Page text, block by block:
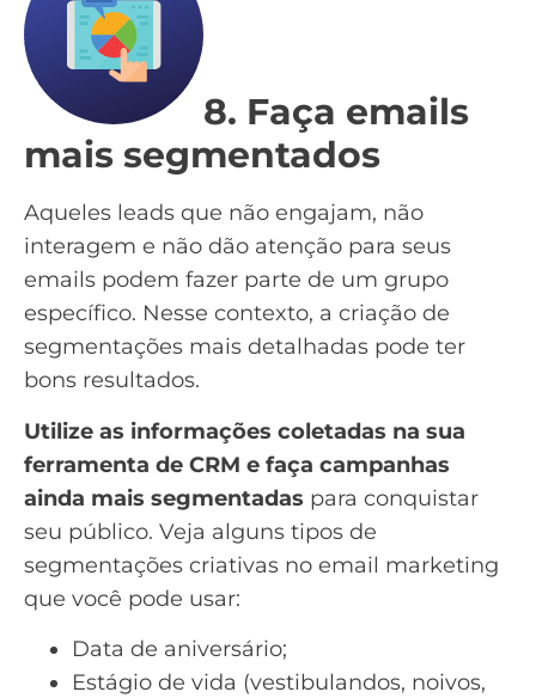
8. Faça emails
mais segmentados
Aqueles leads que não engajam, não
interagem e não dão atenção para seus
emails podem fazer parte de um grupo
específico. Nesse contexto, a criação de
segmentações mais detalhadas pode ter
bons resultados.
Utilize as informações coletadas na sua
ferramenta de CRM e faça campanhas
ainda mais segmentadas para conquistar
seu público. Veja alguns tipos de
segmentações criativas no email marketing
que você pode usar:
Data de aniversário;
Estágio de vida (vestibulandos, noivos,